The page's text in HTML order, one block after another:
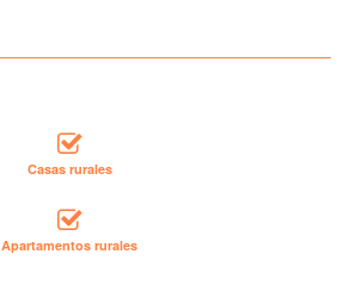
Casas rurales
Apartamentos rurales